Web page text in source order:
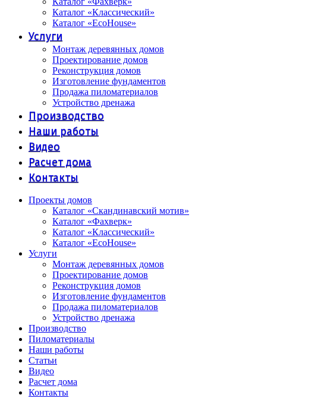
Каталог «Классический»
Каталог «EcoHouse»
Услуги
Монтаж деревянных домов
Проектирование домов
Реконструкция домов
Изготовление фундаментов
Продажа пиломатериалов
Устройство дренажа
Производство
Наши работы
Видео
Расчет дома
Контакты
Проекты домов
Каталог «Скандинавский мотив»
Каталог «Фахверк»
Каталог «Классический»
Каталог «EcoHouse»
Услуги
Монтаж деревянных домов
Проектирование домов
Реконструкция домов
Изготовление фундаментов
Продажа пиломатериалов
Устройство дренажа
Производство
Пиломатериалы
Наши работы
Статьи
Видео
Расчет дома
Контакты